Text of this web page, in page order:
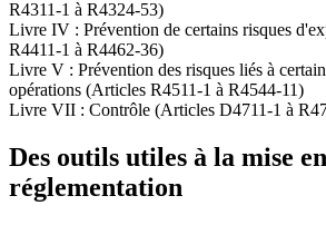
R4311-1 à R4324-53)
Livre IV : Prévention de certains risques
R4411-1 à R4462-36)
Livre V : Prévention des risques liés à
opérations (Articles R4511-1 à R4544-11)
Livre VII : Contrôle (Articles D4711-1 à
Des outils utiles à la mise
réglementation